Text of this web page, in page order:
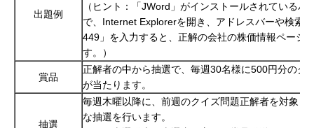
出題例
（ヒント：「JWord」がインストールされているパ
で、Internet Explorerを開き、アドレスバーや検索
449」を入力すると、正解の会社の株価情報ページ
す。）
賞品
正解者の中から抽選で、毎週30名様に500円分のク
が当たります。
抽選
毎週木曜以降に、前週のクイズ問題正解者を対象と
な抽選を行います。